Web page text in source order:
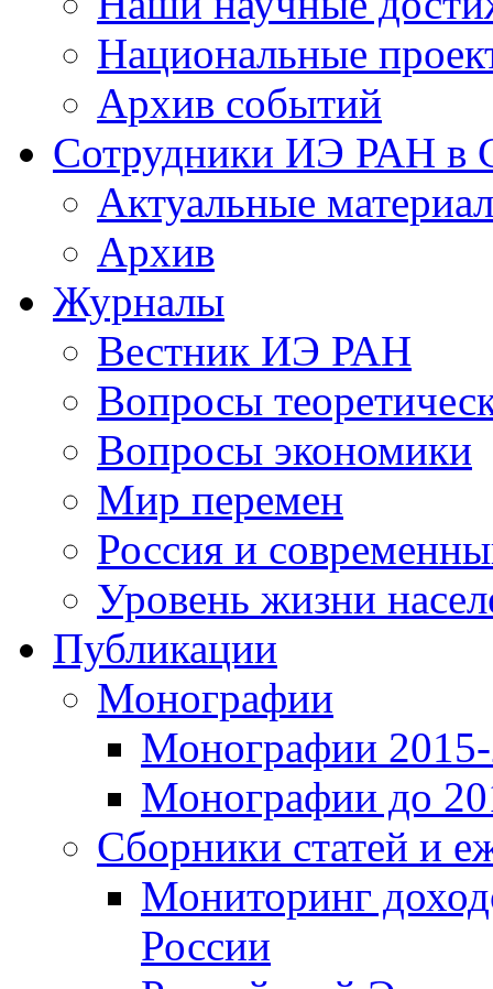
Национальные
Архив событий
Сотрудники ИЭ РАН
Актуальные
Архив
Журналы
Вестник ИЭ РАН
Вопросы
Вопросы экономики
Мир перемен
Россия и
Уровень жизни
Публикации
Монографии
Монографии 2015-
Монографии до
Сборники статей и
Мониторинг
России